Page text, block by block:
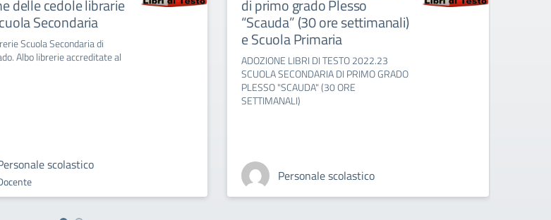
delle cedole librarie
Secondaria
Scuola Secondaria di
Albo librerie accreditate al
scolastico
di primo grado Plesso
“Scauda” (30 ore settimanali)
e Scuola Primaria
ADOZIONE LIBRI DI TESTO 2022.23
SCUOLA SECONDARIA DI PRIMO GRADO
PLESSO "SCAUDA" (30 ORE
SETTIMANALI)
Personale scolastico